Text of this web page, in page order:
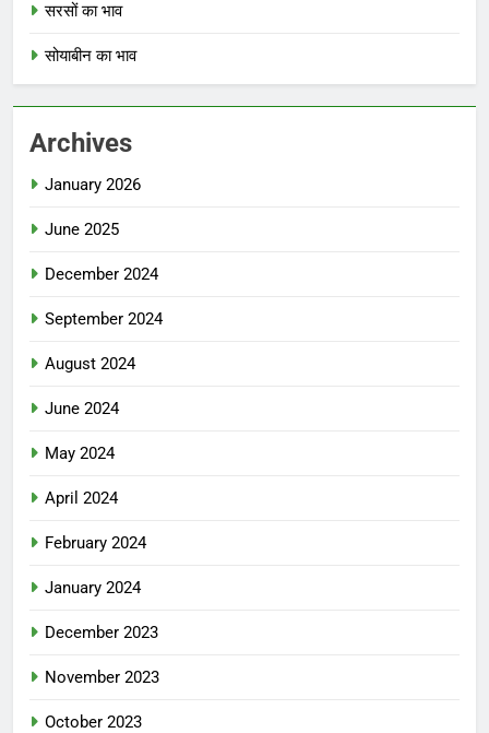
सरसों का भाव
सोयाबीन का भाव
Archives
January 2026
June 2025
December 2024
September 2024
August 2024
June 2024
May 2024
April 2024
February 2024
January 2024
December 2023
November 2023
October 2023